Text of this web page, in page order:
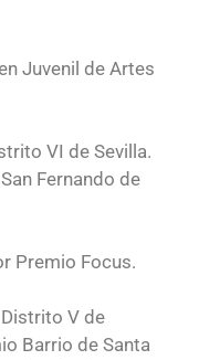
Juvenil de Artes
VI de Sevilla.
Fernando de
Premio Focus.
V de
Barrio de Santa